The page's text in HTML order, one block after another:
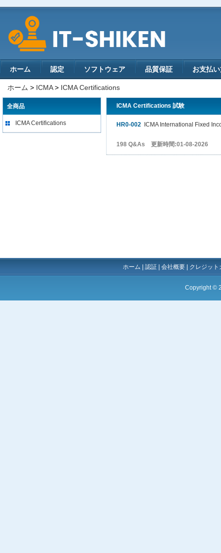
ホーム 認定 ソフトウェア 品質保証 お支払
ホーム > ICMA> ICMA Certifications
全商品
ICMA Certifications
ICMA Certifications 試験
HR0-002 ICMA International Fixed
198 Q&As 更新時間:01-08-2026
ホーム 認証 会社概要 クレジッ
Copyright ©